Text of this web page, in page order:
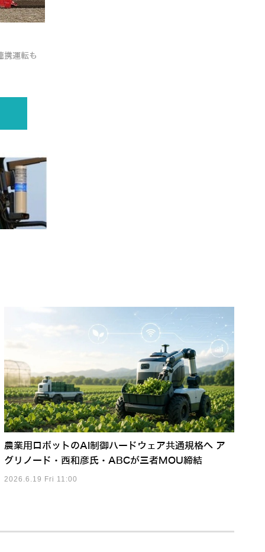
携運転も
農業用ロボットのAI制御ハードウェア共通規格へ ア
グリノード・西和彦氏・ABCが三者MOU締結
2026.6.19 Fri 11:00